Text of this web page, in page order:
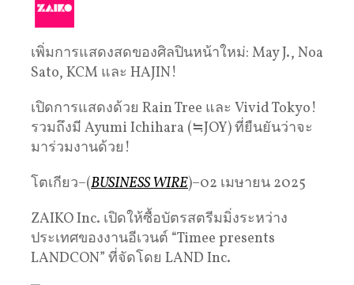
เพิ่มการแสดงสดของศิลปินหน้าใหม่: May J., Noa
Sato, KCM และ HAJIN!
เปิดการแสดงด้วย Rain Tree และ Vivid Tokyo!
รวมถึงมี Ayumi Ichihara (≒JOY) ที่ยืนยันว่าจะ
มาร่วมงานด้วย!
โตเกียว–(BUSINESS WIRE)–02 เมษายน 2025
ZAIKO Inc. เปิดให้ซื้อบัตรสตรีมมิ่งระหว่าง
ประเทศของงานอีเวนต์ “Timee presents
LANDCON” ที่จัดโดย LAND Inc.